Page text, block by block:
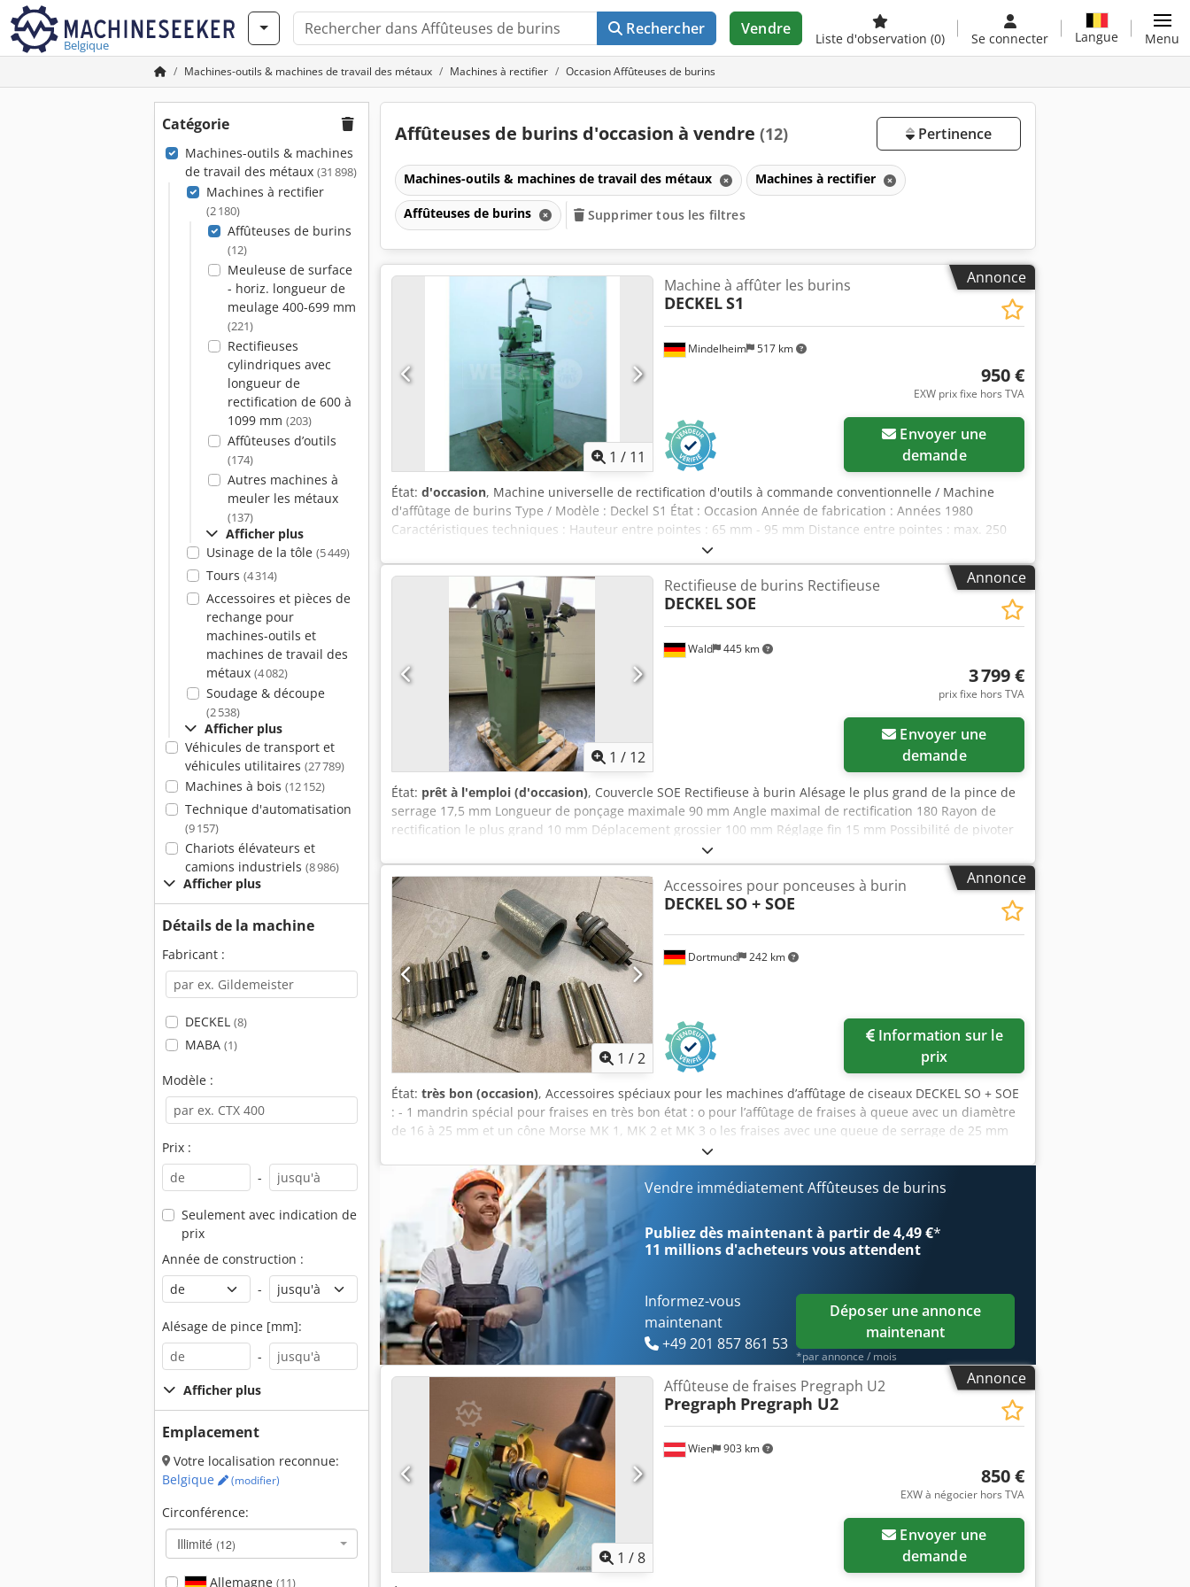
Belgique
Rechercher Vendre
Liste d'observation (0) Se connecter Langue Menu
Machines-outils & machines de travail des métaux Machines à rectifier Occasion Affûteuses de burins
Catégorie
Machines-outils & machines
de travail des métaux (31 898)
Machines à rectifier
(2 180)
Affûteuses de burins
(12)
Meuleuse de surface
- horiz. longueur de
meulage 400-699 mm
(221)
Rectifieuses
cylindriques avec
longueur de
rectification de 600 à
1099 mm (203)
Affûteuses d’outils
(174)
Autres machines à
meuler les métaux
(137)
Afficher plus
Usinage de la tôle (5 449)
Tours (4 314)
Accessoires et pièces de
rechange pour
machines-outils et
machines de travail des
métaux (4 082)
Soudage & découpe
(2 538)
Afficher plus
Véhicules de transport et
véhicules utilitaires (27 789)
Machines à bois (12 152)
Technique d'automatisation
(9 157)
Chariots élévateurs et
camions industriels (8 986)
Afficher plus
Détails de la machine
Fabricant :
DECKEL (8)
MABA (1)
Modèle :
Prix :
-
Seulement avec indication de
prix
Année de construction :
-
Alésage de pince [mm]:
-
Afficher plus
Emplacement
Votre localisation reconnue:
Belgique
(modifier)
Circonférence:
Illimité (12)
Allemagne (11)
Affûteuses de burins d'occasion à vendre (12) Pertinence
Machines-outils & machines de travail des métaux Machines à rectifier
Affûteuses de burins Supprimer tous les filtres
Annonce
1 / 11
Mindelheim 517 km
Machine à affûter les burins
DECKELS1
950 €
EXW prix fixe hors TVA
demande
État: d'occasion, Machine universelle de rectification d'outils à commande conventionnelle / Machine
d'affûtage de burins Type / Modèle : Deckel S1 État : Occasion Année de fabrication : Années 1980
Caractéristiques techniques : Hauteur entre pointes : 65 mm - 95 mm Distance entre pointes : max. 250
mm Diamètre de meulage : max. 130 mm Dimensions de la table : environ 470 x 175 mm Vitesse de
broche : 3 750 tr/min à 7 500 tr/min, réglable en deux étapes Puissance du moteur : 0,6 / 0,75 kW ; 400 V
Équipement : - Patins de guidage - Porte-pinces MK 4 Crsdpezmrzwofx Ailof Article demandé : Frais de
transport inclus dans un devis personnalisé.
Annonce
1 / 12
Wald 445 km
Rectifieuse de burins Rectifieuse
DECKELSOE
3 799 €
prix fixe hors TVA
demande
État: prêt à l'emploi (d'occasion), Couvercle SOE Rectifieuse à burin Alésage le plus grand de la pince de
serrage 17,5 mm Longueur de ponçage maximale 90 mm Angle maximal de rectification 180 Rayon de
rectification le plus grand 10 mm Déplacement grossier 100 mm Réglage fin 15 mm Possibilité de pivoter
le support de tête partielle de 90 Réglage grossier du chariot de tête partielle 40 mm Réglage fin du
chariot de tête partielle 12 mm Hauteur du centre du tube au centre de la broche de ponçage 140 mm
Dimensions des meules : 100 x 50 x 20 mm Accessoires : rail pour foret hélicoïdal Optique Pinces de
serrage Meules de rectification Credpfeq U R Tzsx Ailsf N'hésitez pas à venir nous rendre visite. Nous
pouvons volontiers organiser pour vous une expédition économique. organiser ! Vous recevrez une
facture en bonne et due forme. Pour les clients étrangers, une facture nette peut également être établie.
La condition préalable est un numéro de TVA valable. Sous réserve de vente intermédiaire. Visitez notre
boutique et consultez nos autres offres. Les noms de sociétés et les marques déposées mentionnés sont
la propriété de leurs propriétaires et servent uniquement à l'identification et à la description des
produits. Des divergences de données techniques ainsi que des erreurs dans la description de l'article
peuvent se produire et restent réservées.
Annonce
Demander plus
1 /2
Dortmund 242 km
Accessoires pour ponceuses à burin
DECKELSO + SOE
Information sur le
prix
État: très bon (occasion), Accessoires spéciaux pour les machines d’affûtage de ciseaux DECKEL SO + SOE
: - 1 mandrin spécial pour fraises en très bon état : o pour l’affûtage de fraises à queue avec un diamètre
de 16 à 25 mm et un cône Morse MK 1, MK 2 et MK 3 o les fraises avec une queue de serrage de 25 mm
sont insérées directement o alésage traversant max. 25 mm Prix : 950,00 € hors taxes - mandrins neufs
pour le mandrin spécial pour fraises : - 1 jeu de mandrins pour le mandrin spécial pour fraises, diamètre
intérieur de 16, 18 et 20 mm, prix : 129,00 €/pièce hors taxes - 1 jeu de mandrins pour le mandrin spécial
pour fraises, carré intérieur de 8, 10 et 12 mm, prix : 145,00 €/pièce hors taxes Crsdpfx Aectyh Ueilef - 1
jeu de cônes Morse MK 1, MK 2 et MK 3, prix : 245,00 €/pièce - meule en forme de coupe de 80 mm,
comme neuve, prix : 40,00 €/pièce hors taxes - 1 écrou à molette neuf, pour le serrage de mandrins avec
filetage pour clé à pipe S 20 x 2, prix : 99,00 € + 12,80 € de frais de port hors taxes Tous les prix
mentionnés ci-dessus sont hors taxes, TVA légale en sus. Siegfried Volz Werkzeugmaschinen
Rüschebrinkstr. 151-153 DE - 44143 Dortmund - Wambel
Vendre immédiatement Affûteuses de burins
Publiez dès maintenant à partir de 4,49 €*
11 millions d'acheteursvous attendent
Informez-vous
maintenant
+49 201 857 861 53
Déposer une annonce
maintenant
*par annonce / mois
Annonce
1 /8
Wien 903 km
Affûteuse de fraises Pregraph U2
Pregraph Pregraph U2
850 €
EXW à négocier hors TVA
demande